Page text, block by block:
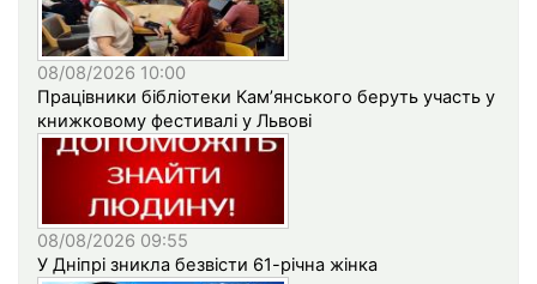
08/08/2026 10:00
Працівники бібліотеки Кам’янського беруть участь у
книжковому фестивалі у Львові
08/08/2026 09:55
У Дніпрі зникла безвісти 61-річна жінка